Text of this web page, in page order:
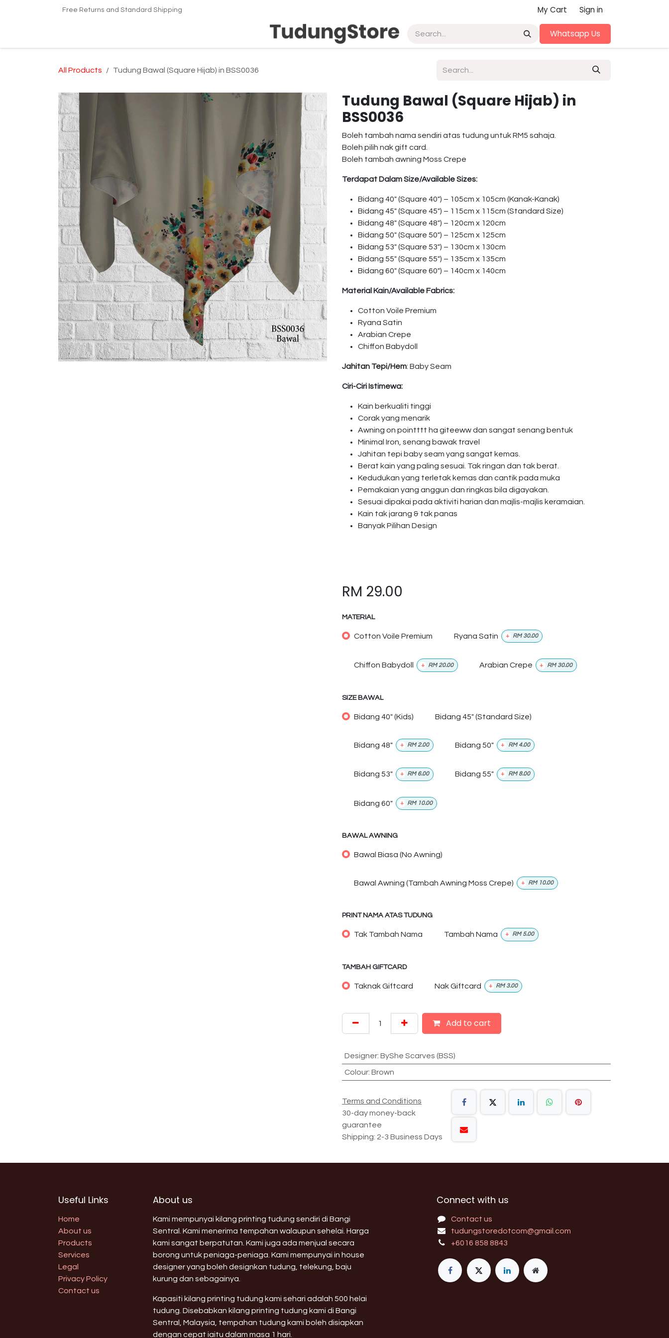
Free Returns and Standard Shipping My Cart Sign in
About Us Contact us Whatsapp Us
All Products Tudung Bawal (Square Hijab) in BSS0036
Tudung Bawal (Square Hijab) in
BSS0036
Boleh tambah nama sendiri atas tudung untuk RM5 sahaja.
Boleh pilih nak gift card.
Boleh tambah awning Moss Crepe
Terdapat Dalam Size/Available Sizes:
Bidang 40″ (Square 40″) – 105cm x 105cm (Kanak-Kanak)
Bidang 45″ (Square 45″) – 115cm x 115cm (Standard Size)
Bidang 48″ (Square 48″) – 120cm x 120cm
Bidang 50″ (Square 50″) – 125cm x 125cm
Bidang 53″ (Square 53″) – 130cm x 130cm
Bidang 55″ (Square 55″) – 135cm x 135cm
Bidang 60″ (Square 60″) – 140cm x 140cm
Material Kain/Available Fabrics:
Cotton Voile Premium
Ryana Satin
Arabian Crepe
Chiffon Babydoll
Jahitan Tepi/Hem: Baby Seam
Ciri-Ciri Istimewa:
Kain berkualiti tinggi
Corak yang menarik
Awning on pointttt ha giteeww dan sangat senang bentuk
Minimal Iron, senang bawak travel
Jahitan tepi baby seam yang sangat kemas.
Berat kain yang paling sesuai. Tak ringan dan tak berat.
Kedudukan yang terletak kemas dan cantik pada muka
Pemakaian yang anggun dan ringkas bila digayakan.
Sesuai dipakai pada aktiviti harian dan majlis-majlis keramaian.
Kain tak jarang & tak panas
Banyak Pilihan Design
RM 29.00
MATERIAL
Cotton Voile Premium Ryana Satin + RM 30.00
Chiffon Babydoll + RM 20.00 Arabian Crepe + RM 30.00
SIZE BAWAL
Bidang 40" (Kids) Bidang 45" (Standard Size)
Bidang 48" + RM2.00 Bidang 50" + RM 4.00
Bidang 53" + RM 6.00 Bidang 55" + RM 8.00
Bidang 60" + RM 10.00
BAWAL AWNING
Bawal Biasa (No Awning)
Bawal Awning (Tambah Awning Moss Crepe) + RM 10.00
PRINT NAMA ATAS TUDUNG
Tak Tambah Nama Tambah Nama + RM 5.00
TAMBAH GIFTCARD
Taknak Giftcard Nak Giftcard + RM 3.00
Add to cart
Designer: ByShe Scarves (BSS)
Colour: Brown
Terms and Conditions
30-day money-back
guarantee
Shipping: 2-3 Business Days
Useful Links
Home
About us
Products
Services
Legal
Privacy Policy
Contact us
About us
Kami mempunyai kilang printing tudung sendiri di Bangi
Sentral. Kami menerima tempahan walaupun sehelai. Harga
kami sangat berpatutan. Kami juga ada menjual secara
borong untuk peniaga-peniaga. Kami mempunyai in house
designer yang boleh designkan tudung, telekung, baju
kurung dan sebagainya.
Kapasiti kilang printing tudung kami sehari adalah 500 helai
tudung. Disebabkan kilang printing tudung kami di Bangi
Sentral, Malaysia, tempahan tudung kami boleh disiapkan
dengan cepat iaitu dalam masa 1 hari.
Connect with us
Contact us
tudungstoredotcom@gmail.com
+6016 858 8843